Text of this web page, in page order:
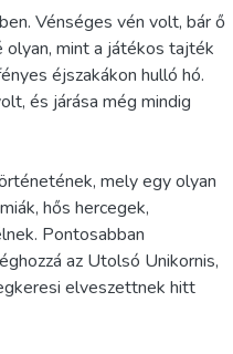
Vénséges vén volt, bár ő
mint a játékos tajték
éjszakákon hulló hó.
és járása még mindig
mely egy olyan
hős hercegek,
Pontosabban
az Utolsó Unikornis,
elveszettnek hitt